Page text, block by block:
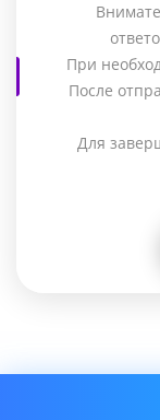
При
После
Для